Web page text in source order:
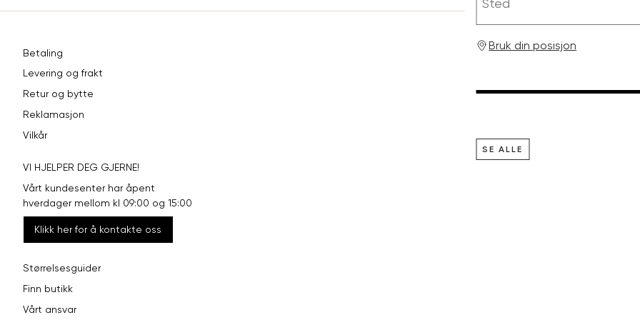
Bruk din posisjon
SE ALLE
Betaling
Levering og frakt
Retur og bytte
Reklamasjon
Vilkår
VI HJELPER DEG GJERNE!
Vårt kundesenter har åpent
hverdager mellom kl 09:00 og 15:00
Klikk her for å kontakte oss
Størrelsesguider
Finn butikk
Vårt ansvar